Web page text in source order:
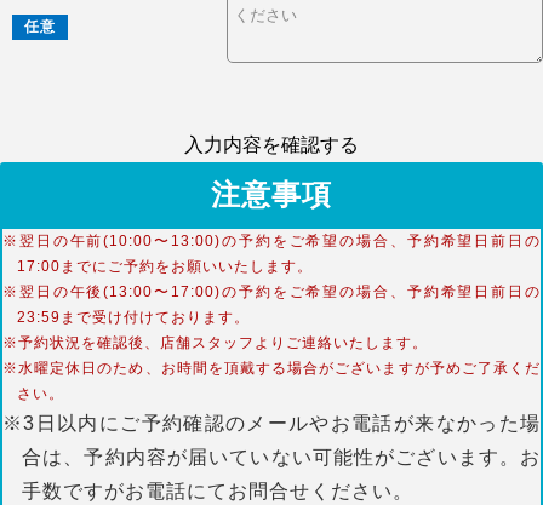
任意
入力内容を確認する
注意事項
※翌日の午前(10:00〜13:00)の予約をご希望の場合、予約希望日前日の
17:00までにご予約をお願いいたします。
※翌日の午後(13:00〜17:00)の予約をご希望の場合、予約希望日前日の
23:59まで受け付けております。
※予約状況を確認後、店舗スタッフよりご連絡いたします。
※水曜定休日のため、お時間を頂戴する場合がございますが予めご了承くだ
さい。
※3日以内にご予約確認のメールやお電話が来なかった場
合は、予約内容が届いていない可能性がございます。お
手数ですがお電話にてお問合せください。